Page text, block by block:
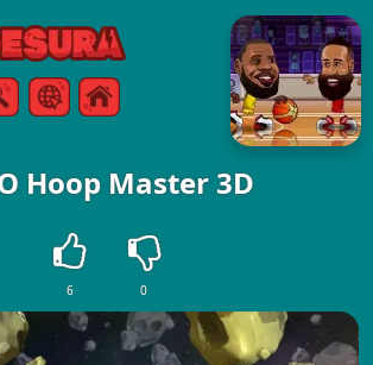
Online Games
Menu
Hoop Master 3D
6 0